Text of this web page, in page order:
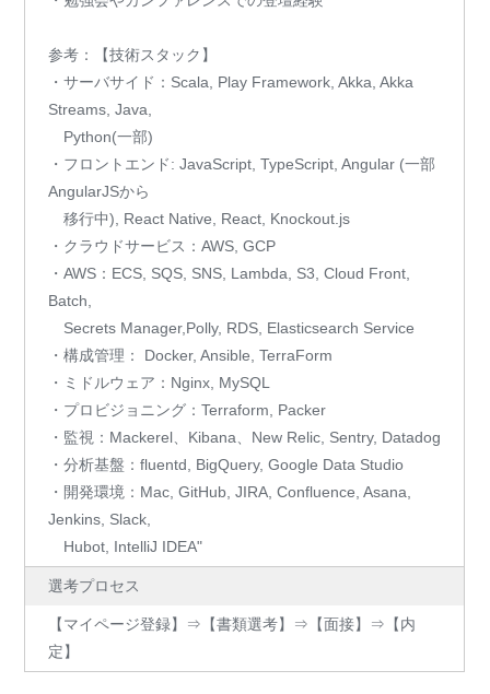
参考：【技術スタック】
・サーバサイド：Scala, Play Framework, Akka, Akka
Streams, Java,
Python(一部)
・フロントエンド: JavaScript, TypeScript, Angular (一部
AngularJSから
移行中), React Native, React, Knockout.js
・クラウドサービス：AWS, GCP
・AWS：ECS, SQS, SNS, Lambda, S3, Cloud Front,
Batch,
Secrets Manager,Polly, RDS, Elasticsearch Service
・構成管理： Docker, Ansible, TerraForm
・ミドルウェア：Nginx, MySQL
・プロビジョニング：Terraform, Packer
・監視：Mackerel、Kibana、New Relic, Sentry, Datadog
・分析基盤：fluentd, BigQuery, Google Data Studio
・開発環境：Mac, GitHub, JIRA, Confluence, Asana,
Jenkins, Slack,
Hubot, IntelliJ IDEA"
選考プロセス
【マイページ登録】⇒【書類選考】⇒【面接】⇒【内
定】